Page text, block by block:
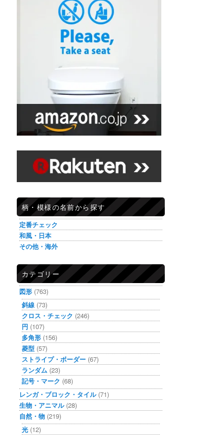
柄・模様の名前から探す
定番チェック
和風・日本
その他・海外
カテゴリー
図形 (763)
斜線 (73)
クロス・チェック (246)
円 (107)
多角形 (156)
菱型 (57)
ストライプ・ボーダー (67)
ランダム (23)
記号・マーク (68)
レンガ・ブロック・タイル(71)
生物・アニマル(28)
自然・物 (219)
光 (12)